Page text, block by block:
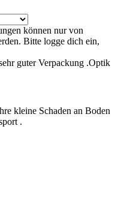
können nur von
Bitte logge dich ein,
guter Verpackung .Optik
kleine Schaden an Boden
.